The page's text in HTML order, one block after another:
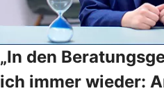
„In den
ich immer wieder: